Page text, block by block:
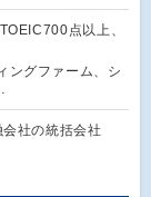
点以上、
ングファーム、シ
社の統括会社